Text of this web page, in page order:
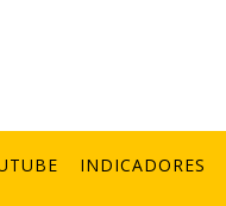
INDICADORES